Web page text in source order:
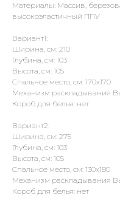
Материалы: Массив,
высокоэластичный ППУ
Вариант1:
Ширина, см: 210
Глубина, см: 103
Высота, см: 105
Спальное место, см: 170х170
Механизм раскладывания
Короб для белья: нет
Вариант2:
Ширина, см: 275
Глубина, см: 103
Высота, см: 105
Спальное место, см: 130х180
Механизм раскладывания
Короб для белья: нет